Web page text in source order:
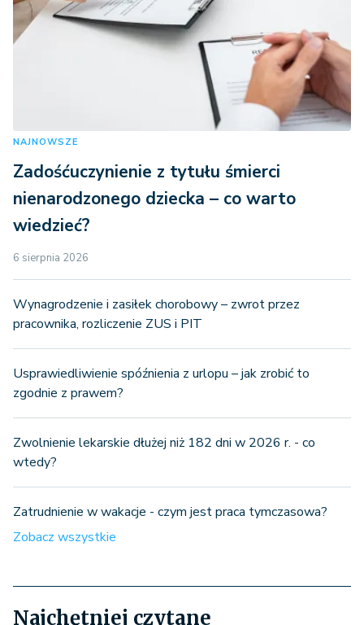
NAJNOWSZE
Zadośćuczynienie z tytułu śmierci
nienarodzonego dziecka – co warto
wiedzieć?
6 sierpnia 2026
Wynagrodzenie i zasiłek chorobowy – zwrot przez
pracownika, rozliczenie ZUS i PIT
Usprawiedliwienie spóźnienia z urlopu – jak zrobić to
zgodnie z prawem?
Zwolnienie lekarskie dłużej niż 182 dni w 2026 r. - co
wtedy?
Zatrudnienie w wakacje - czym jest praca tymczasowa?
Zobacz wszystkie
Najchętniej czytane